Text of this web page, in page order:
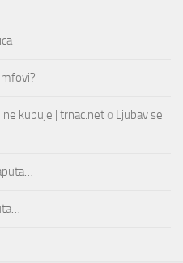
kupuje | trnac.net o Ljubav se